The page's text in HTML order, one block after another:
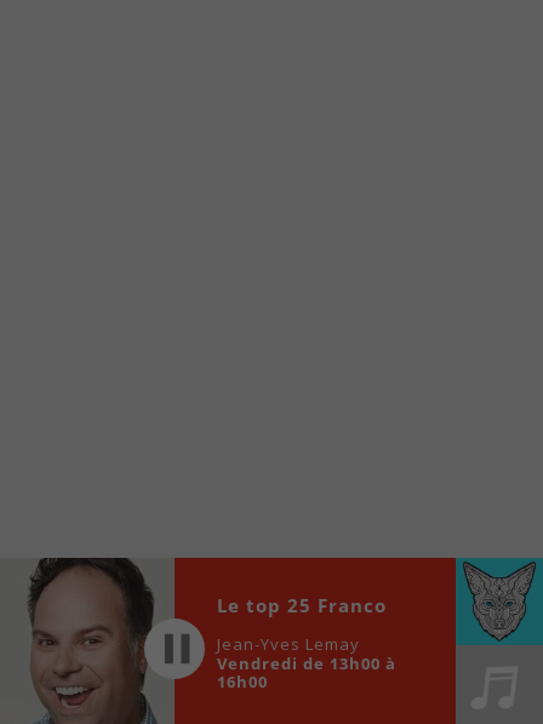
locale vous sont maintenant accessibles en un clic!
Audio
Player
00:00
Le top 25 Franco
Jean-Yves Lemay
Vendredi de 13h00 à
16h00